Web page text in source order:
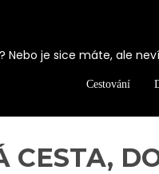
je sice máte, ale
Cestování
CESTA,